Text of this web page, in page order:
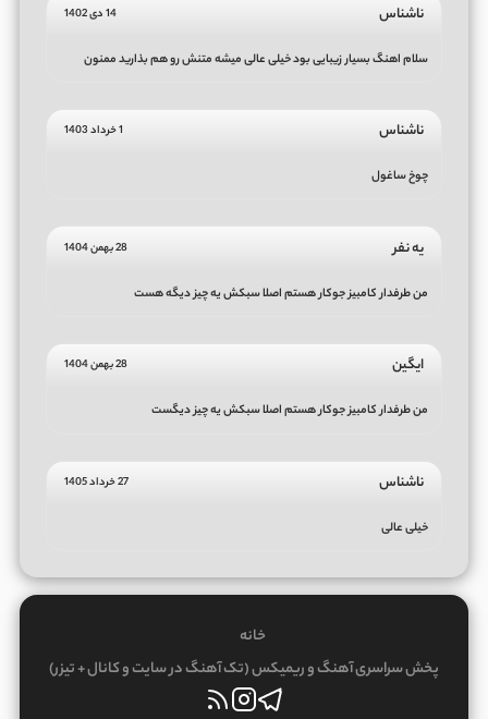
ناشناس 14 دی 1402
سلام اهنگ بسیار زیبایی بود خیلی عالی میشه متنش رو هم بذارید ممنون
ناشناس 1 خرداد 1403
چوخ ساغول
یه نفر 28 بهمن 1404
من طرفدار کامبیز جوکار هستم اصلا سبکش یه چیز دیگه هست
ایگین 28 بهمن 1404
من طرفدار کامبیز جوکار هستم اصلا سبکش یه چیز دیگست
ناشناس 27 خرداد 1405
خیلی عالی
خانه
پخش سراسری آهنگ و ریمیکس (تک آهنگ در سایت و کانال + تیزر)